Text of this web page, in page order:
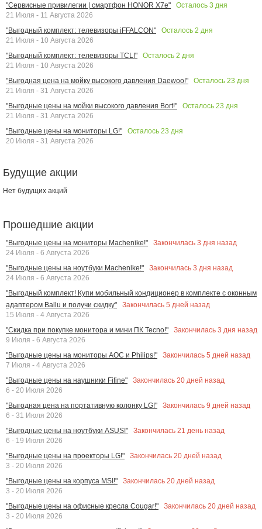
"Сервисные привилегии | смартфон HONOR X7e"
Осталось 3 дня
21 Июля - 11 Августа 2026
"Выгодный комплект: телевизоры iFFALCON"
Осталось 2 дня
21 Июля - 10 Августа 2026
"Выгодный комплект: телевизоры TCL!"
Осталось 2 дня
21 Июля - 10 Августа 2026
"Выгодная цена на мойку высокого давления Daewoo!"
Осталось 23 дня
21 Июля - 31 Августа 2026
"Выгодные цены на мойки высокого давления Bort!"
Осталось 23 дня
21 Июля - 31 Августа 2026
"Выгодные цены на мониторы LG!"
Осталось 23 дня
20 Июля - 31 Августа 2026
Будущие акции
Нет будущих акций
Прошедшие акции
"Выгодные цены на мониторы Machenike!" Закончилась 3 дня назад
24 Июля - 6 Августа 2026
"Выгодные цены на ноутбуки Machenike!"
Закончилась 3 дня назад
24 Июля - 6 Августа 2026
"Выгодный комплект! Купи мобильный кондиционер в комплекте с оконным
адаптером Ballu и получи скидку"
Закончилась 5 дней назад
15 Июля - 4 Августа 2026
"Скидка при покупке монитора и мини ПК Tecno!"
Закончилась 3 дня назад
9 Июля - 6 Августа 2026
"Выгодные цены на мониторы AOC и Philips!"
Закончилась 5 дней назад
7 Июля - 4 Августа 2026
"Выгодные цены на наушники Fifine"
Закончилась 20 дней назад
6 - 20 Июля 2026
"Выгодная цена на портативную колонку LG!"
Закончилась 9 дней назад
6 - 31 Июля 2026
"Выгодные цены на ноутбуки ASUS!"
Закончилась 21 день назад
6 - 19 Июля 2026
"Выгодные цены на проекторы LG!"
Закончилась 20 дней назад
3 - 20 Июля 2026
"Выгодные цены на корпуса MSI!"
Закончилась 20 дней назад
3 - 20 Июля 2026
"Выгодные цены на офисные кресла Cougar!"
Закончилась 20 дней назад
3 - 20 Июля 2026